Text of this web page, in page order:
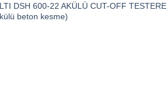
DSH 600-22 AKÜLÜ CUT-OFF TESTERE
beton kesme)